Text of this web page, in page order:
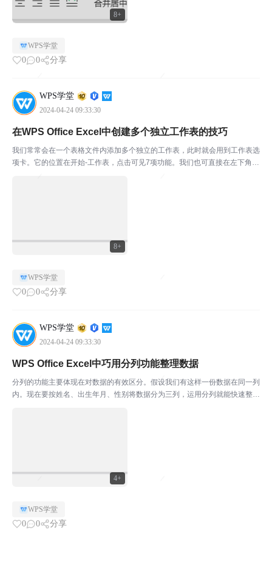
8+
WPS学堂
0 0 分享
WPS学堂
2024-04-24 09:33:30
8+
在WPS Office Excel中创建多个独立工作表的技巧
我们常常会在一个表格文件内添加多个独立的工作表，此时就会用到工作表选
项卡。它的位置在开始-工作表，点击可见7项功能。我们也可直接在左下角单
WPS学堂
0 0 分享
WPS学堂
2024-04-24 09:33:30
4+
WPS Office Excel中巧用分列功能整理数据
分列的功能主要体现在对数据的有效区分。假设我们有这样一份数据在同一列
内。现在要按姓名、出生年月、性别将数据分为三列，运用分列就能快速整理
WPS学堂
0 0 分享